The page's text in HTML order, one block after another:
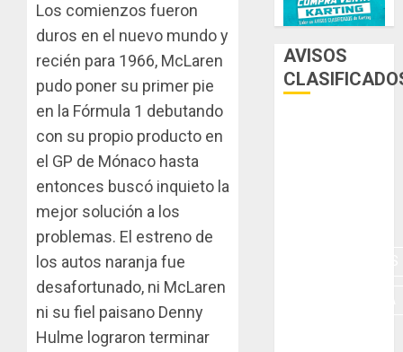
Los comienzos fueron
duros en el nuevo mundo y
recién para 1966, McLaren
pudo poner su primer pie
en la Fórmula 1 debutando
con su propio producto en
el GP de Mónaco hasta
entonces buscó inquieto la
mejor solución a los
problemas. El estreno de
los autos naranja fue
desafortunado, ni McLaren
ni su fiel paisano Denny
Hulme lograron terminar
AVISOS